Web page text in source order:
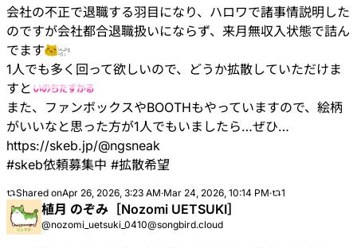
会社の不正で退職する羽目になり、ハロワで諸事情説明した
のですが会社都合退職扱いにならず、来月無収入状態で詰ん
でます​
1人でも多く回って欲しいので、どうか拡散していただけま
すと
また、ファンボックスやBOOTHもやっていますので、絵柄
がいいなと思った方が1人でもいましたら…ぜひ…
https://skeb.jp/@ngsneak
#skeb依頼募集中 #拡散希望
Shared onApr 26, 2026, 3:23 AM·Mar 24, 2026, 10:14 PM· 1
植月 のぞみ［Nozomi UETSUKI］
@nozomi_uetsuki_0410@songbird.cloud